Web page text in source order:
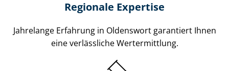
Regionale Expertise
Jahrelange Erfahrung in Oldenswort garantiert Ihnen
eine verlässliche Wertermittlung.